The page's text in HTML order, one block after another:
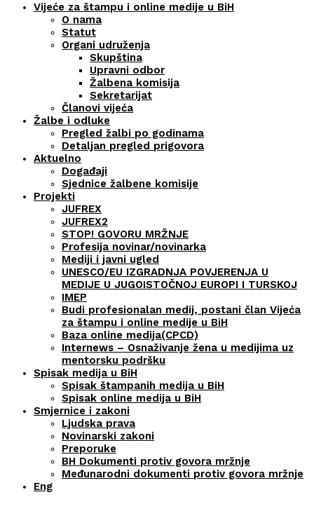
Vijeće za štampu i online medije u BiH
O nama
Statut
Organi udruženja
Skupština
Upravni odbor
Žalbena komisija
Sekretarijat
Članovi vijeća
Žalbe i odluke
Pregled žalbi po godinama
Detaljan pregled prigovora
Aktuelno
Događaji
Sjednice žalbene komisije
Projekti
JUFREX
JUFREX2
STOP! GOVORU MRŽNJE
Profesija novinar/novinarka
Mediji i javni ugled
UNESCO/EU IZGRADNJA POVJERENJA U
MEDIJE U JUGOISTOČNOJ EUROPI I TURSKOJ
IMEP
Budi profesionalan medij, postani član Vijeća
za štampu i online medije u BiH
Baza online medija(CPCD)
Internews – Osnaživanje žena u medijima uz
mentorsku podršku
Spisak medija u BiH
Spisak štampanih medija u BiH
Spisak online medija u BiH
Smjernice i zakoni
Ljudska prava
Novinarski zakoni
Preporuke
BH Dokumenti protiv govora mržnje
Međunarodni dokumenti protiv govora mržnje
Eng